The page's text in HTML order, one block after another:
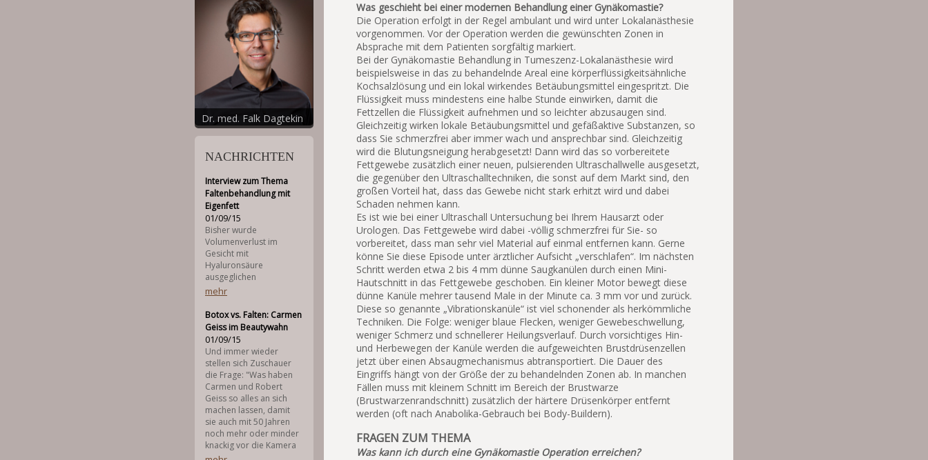
Dr. med. Falk Dagtekin
NACHRICHTEN
Interview zum Thema
Faltenbehandlung mit
Eigenfett
01/09/15
Bisher wurde
Volumenverlust im
Gesicht mit
Hyaluronsäure
ausgeglichen
mehr
Botox vs. Falten: Carmen
Geiss im Beautywahn
01/09/15
Und immer wieder
stellen sich Zuschauer
die Frage: "Was haben
Carmen und Robert
Geiss so alles an sich
machen lassen, damit
sie auch mit 50 Jahren
noch mehr oder minder
knackig vor die Kamera
Was geschieht bei einer modernen Behandlung einer Gynäkomastie?
Die Operation erfolgt in der Regel ambulant und wird unter Lokalanästhesie
vorgenommen. Vor der Operation werden die gewünschten Zonen in
Absprache mit dem Patienten sorgfältig markiert.
Bei der Gynäkomastie Behandlung in Tumeszenz-Lokalanästhesie wird
beispielsweise in das zu behandelnde Areal eine körperflüssigkeitsähnliche
Kochsalzlösung und ein lokal wirkendes Betäubungsmittel eingespritzt. Die
Flüssigkeit muss mindestens eine halbe Stunde einwirken, damit die
Fettzellen die Flüssigkeit aufnehmen und so leichter abzusaugen sind.
Gleichzeitig wirken lokale Betäubungsmittel und gefäßaktive Substanzen, so
dass Sie schmerzfrei aber immer wach und ansprechbar sind. Gleichzeitig
wird die Blutungsneigung herabgesetzt! Dann wird das so vorbereitete
Fettgewebe zusätzlich einer neuen, pulsierenden Ultraschallwelle ausgesetzt,
die gegenüber den Ultraschalltechniken, die sonst auf dem Markt sind, den
großen Vorteil hat, dass das Gewebe nicht stark erhitzt wird und dabei
Schaden nehmen kann.
Es ist wie bei einer Ultraschall Untersuchung bei Ihrem Hausarzt oder
Urologen. Das Fettgewebe wird dabei -völlig schmerzfrei für Sie- so
vorbereitet, dass man sehr viel Material auf einmal entfernen kann. Gerne
könne Sie diese Episode unter ärztlicher Aufsicht „verschlafen“. Im nächsten
Schritt werden etwa 2 bis 4 mm dünne Saugkanülen durch einen Mini-
Hautschnitt in das Fettgewebe geschoben. Ein kleiner Motor bewegt diese
dünne Kanüle mehrer tausend Male in der Minute ca. 3 mm vor und zurück.
Diese so genannte „Vibrationskanüle“ ist viel schonender als herkömmliche
Techniken. Die Folge: weniger blaue Flecken, weniger Gewebeschwellung,
weniger Schmerz und schnellerer Heilungsverlauf. Durch vorsichtiges Hin-
und Herbewegen der Kanüle werden die aufgeweichten Brustdrüsenzellen
jetzt über einen Absaugmechanismus abtransportiert. Die Dauer des
Eingriffs hängt von der Größe der zu behandelnden Zonen ab. In manchen
Fällen muss mit kleinem Schnitt im Bereich der Brustwarze
(Brustwarzenrandschnitt) zusätzlich der härtere Drüsenkörper entfernt
werden (oft nach Anabolika-Gebrauch bei Body-Buildern).
FRAGEN ZUM THEMA
Was kann ich durch eine Gynäkomastie Operation erreichen?